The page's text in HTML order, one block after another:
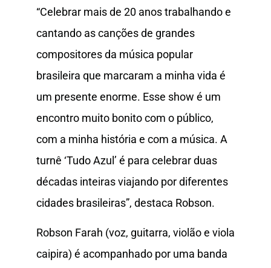
“Celebrar mais de 20 anos trabalhando e
cantando as canções de grandes
compositores da música popular
brasileira que marcaram a minha vida é
um presente enorme. Esse show é um
encontro muito bonito com o público,
com a minha história e com a música. A
turnê ‘Tudo Azul’ é para celebrar duas
décadas inteiras viajando por diferentes
cidades brasileiras”, destaca Robson.
Robson Farah (voz, guitarra, violão e viola
caipira) é acompanhado por uma banda